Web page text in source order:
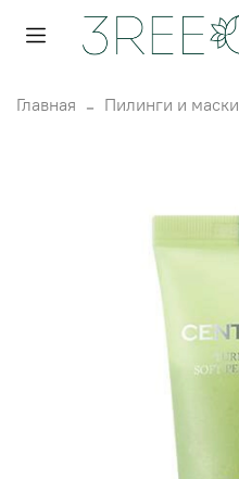
Главная Пилинги и маски